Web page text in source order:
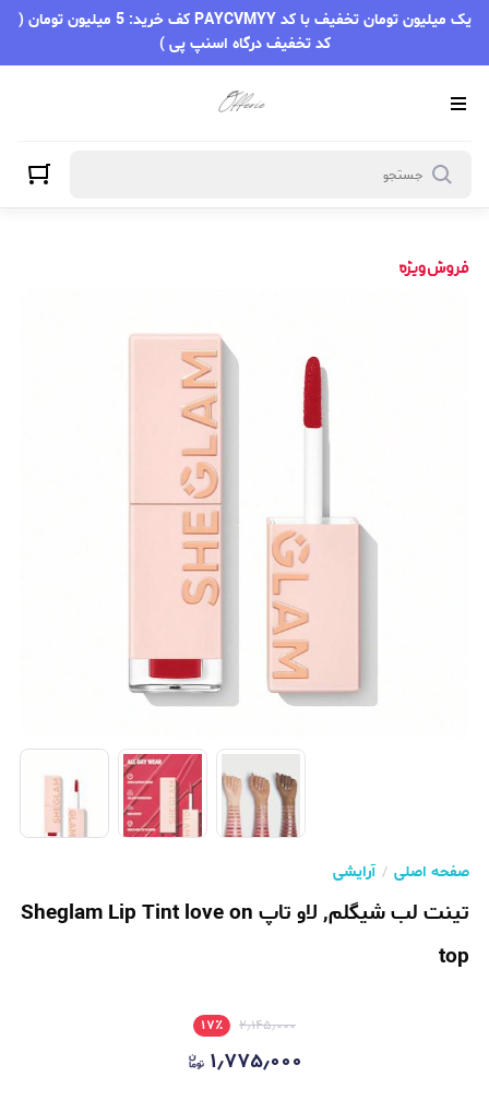
یک میلیون تومان تخفیف با کد PAYCVMYY کف خرید: 5 میلیون تومان (
کد تخفیف درگاه اسنپ پی )
صفحه اصلی آرایشی
تینت لب شیگلم, لاو تاپ Sheglam Lip Tint love on
top
۲٫۱۴۵٫۰۰۰ ۱۷٪
۱٫۷۷۵٫۰۰۰